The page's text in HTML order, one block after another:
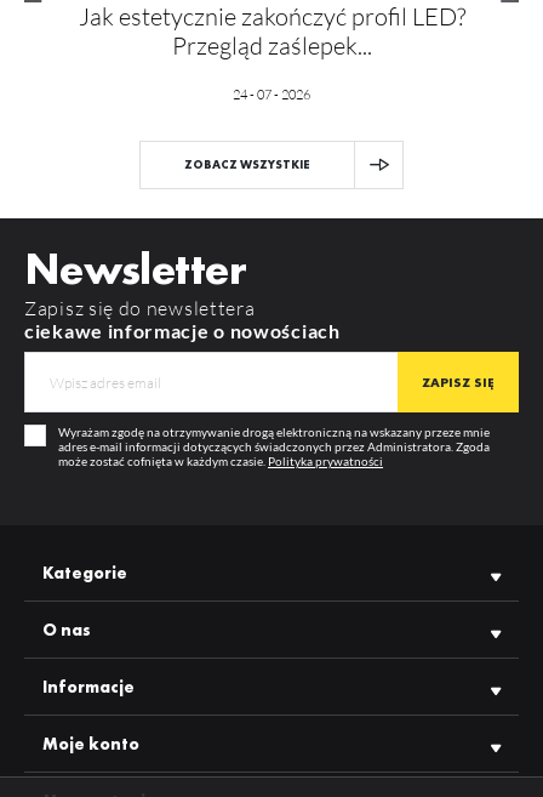
Jak estetycznie zakończyć profil LED?
Przegląd zaślepek...
24 - 07 - 2026
ZOBACZ WSZYSTKIE
Newsletter
Zapisz się do newslettera
ciekawe informacje o nowościach
Wyrażam zgodę na otrzymywanie drogą elektroniczną na wskazany przeze mnie
adres e-mail informacji dotyczących świadczonych przez Administratora. Zgoda
może zostać cofnięta w każdym czasie. Polityka prywatności
Kategorie
O nas
Informacje
Moje konto